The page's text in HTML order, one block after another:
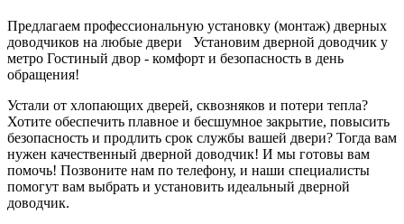
Предлагаем профессиональную установку (монтаж) дверных
доводчиков на любые двери
Установим дверной доводчик у
метро Гостиный двор - комфорт и безопасность в день
обращения!
Устали от хлопающих дверей, сквозняков и потери тепла?
Хотите обеспечить плавное и бесшумное закрытие, повысить
безопасность и продлить срок службы вашей двери? Тогда вам
нужен качественный дверной доводчик! И мы готовы вам
помочь! Позвоните нам по телефону, и наши специалисты
помогут вам выбрать и установить идеальный дверной
доводчик.